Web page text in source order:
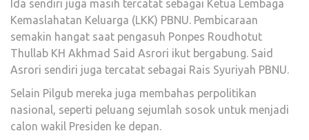
Ida sendiri juga masih tercatat sebagai Ketua Lembaga
Kemaslahatan Keluarga (LKK) PBNU. Pembicaraan
semakin hangat saat pengasuh Ponpes Roudhotut
Thullab KH Akhmad Said Asrori ikut bergabung. Said
Asrori sendiri juga tercatat sebagai Rais Syuriyah PBNU.
Selain Pilgub mereka juga membahas perpolitikan
nasional, seperti peluang sejumlah sosok untuk menjadi
calon wakil Presiden ke depan.